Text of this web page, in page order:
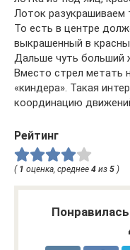
Лоток разукрашиваем
То есть в центре
выкрашенный в
Дальше чуть больший
Вместо стрел метать
«киндера». Такая
координацию
Рейтинг
( 1 оценка, среднее 4 из 5 )